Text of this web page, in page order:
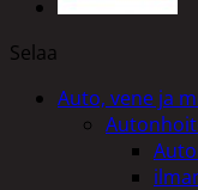
Selaa
Auto, vene ja